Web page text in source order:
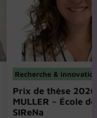
Recherche &
Prix de thèse
MULLER – École
SIReNa